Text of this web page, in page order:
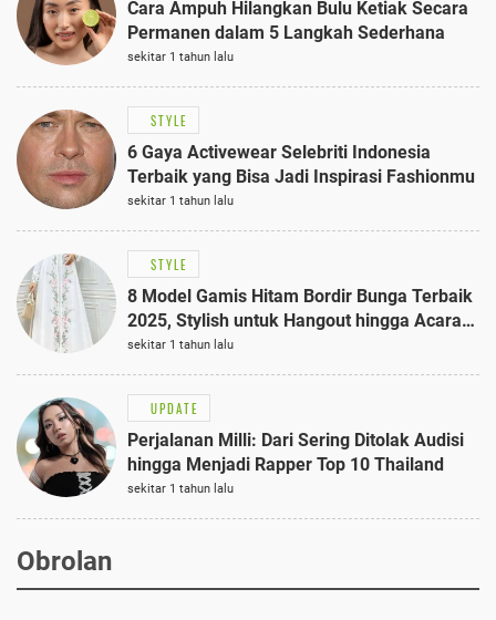
Cara Ampuh Hilangkan Bulu Ketiak Secara
Permanen dalam 5 Langkah Sederhana
sekitar 1 tahun lalu
STYLE
6 Gaya Activewear Selebriti Indonesia
Terbaik yang Bisa Jadi Inspirasi Fashionmu
sekitar 1 tahun lalu
STYLE
8 Model Gamis Hitam Bordir Bunga Terbaik
2025, Stylish untuk Hangout hingga Acara
Semi-Formal
sekitar 1 tahun lalu
UPDATE
Perjalanan Milli: Dari Sering Ditolak Audisi
hingga Menjadi Rapper Top 10 Thailand
sekitar 1 tahun lalu
Obrolan